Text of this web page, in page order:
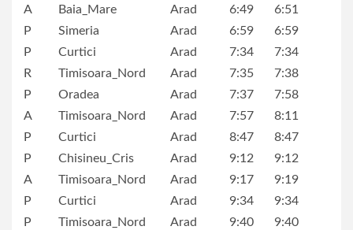
A
Baia_Mare Arad 6:49
6:51
P
Simeria Arad 6:59
6:59
P
Curtici Arad 7:34
7:34
R
Timisoara_Nord Arad 7:35
7:38
P
Oradea Arad 7:37
7:58
A
Timisoara_Nord Arad 7:57
8:11
P
Curtici Arad 8:47
8:47
P
Chisineu_Cris Arad 9:12
9:12
A
Timisoara_Nord Arad 9:17
9:19
P
Curtici Arad 9:34
9:34
P
Timisoara_Nord Arad 9:40
9:40